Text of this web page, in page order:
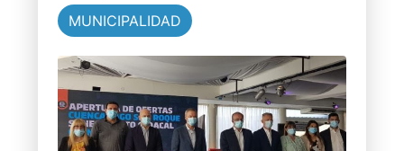
MUNICIPALIDAD